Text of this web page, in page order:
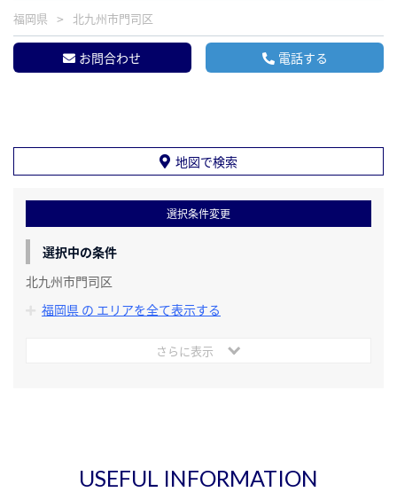
福岡県 北九州市門司区
お問合わせ 電話する
地図で検索
選択条件変更
選択中の条件
北九州市門司区
福岡県 の エリアを全て表示する
さらに表示
USEFUL INFORMATION